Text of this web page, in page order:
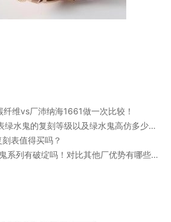
维vs厂沛纳海1661做一次比较！
复刻等级以及绿水鬼高仿多少钱？精仿劳力士可以买吗？
表值得买吗？
列有破绽吗！对比其他厂优势有哪些呢？